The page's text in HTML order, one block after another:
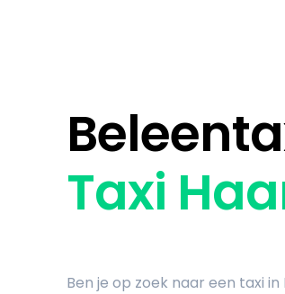
Taxi
Ben je op zoek naar een taxi